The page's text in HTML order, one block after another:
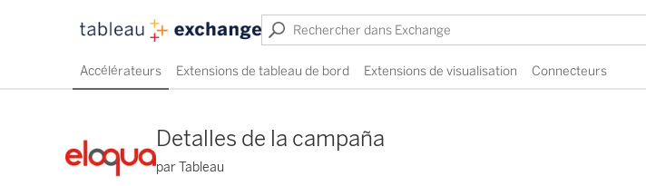
Accélérateurs Extensions de tableau de bord Extensions de visualisation Connecteurs
Detalles de la campaña
par Tableau